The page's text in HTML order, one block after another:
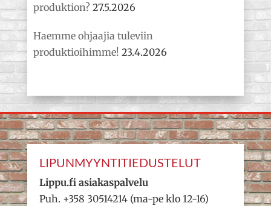
produktion? 27.5.2026
Haemme ohjaajia tuleviin
produktioihimme! 23.4.2026
LIPUNMYYNTITIEDUSTELUT
Lippu.fi asiakaspalvelu
Puh. +358 30514214 (ma-pe klo 12-16)